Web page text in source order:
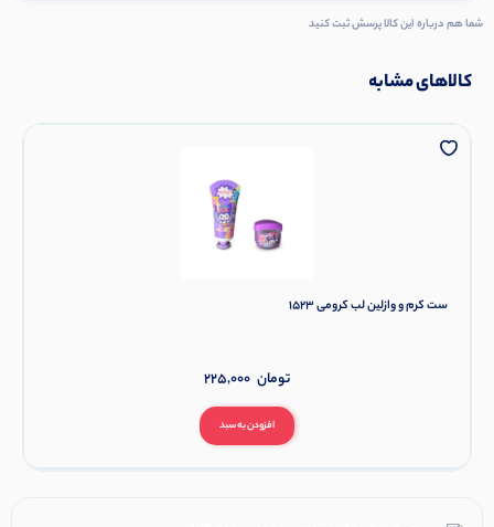
شما هم درباره این کالا پرسش ثبت کنید
کالاهای مشابه
ست کرم و وازلین لب کرومی 1523
افزودن به سبد
225,000 تومان